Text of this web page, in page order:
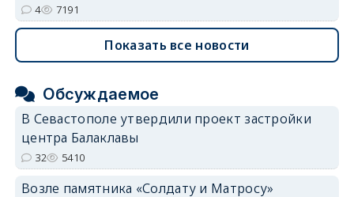
4 7191
Показать все новости
Обсуждаемое
В Севастополе утвердили проект застройки
центра Балаклавы
32 5410
Возле памятника «Солдату и Матросу»